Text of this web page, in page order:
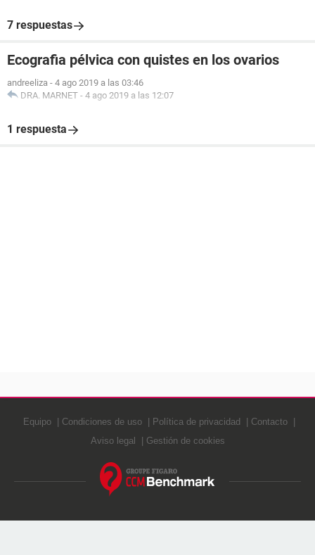
7 respuestas
Ecografia pélvica con quistes en los ovarios
andreeliza - 4 ago 2019 a las 03:46
DRA. MARNET - 4 ago 2019 a las 12:07
1 respuesta
Equipo Condiciones de uso Política de privacidad
Contacto
Aviso legal
Gestión de cookies